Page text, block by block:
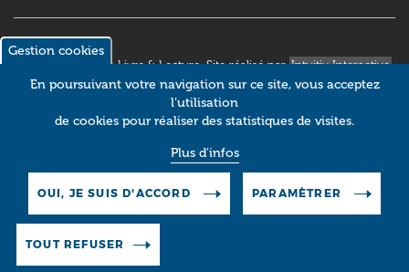
© 2018 Occitanie Livre & Lecture. Site réalisé parIntuitiv Interactive
Pictos
Gestion cookies
En poursuivant votre navigation sur ce site, vous acceptez
l’utilisation
de cookies pour réaliser des statistiques de visites.
Plus d'infos
OUI, JE SUIS D'ACCORD PARAMÈTRER
TOUT REFUSER